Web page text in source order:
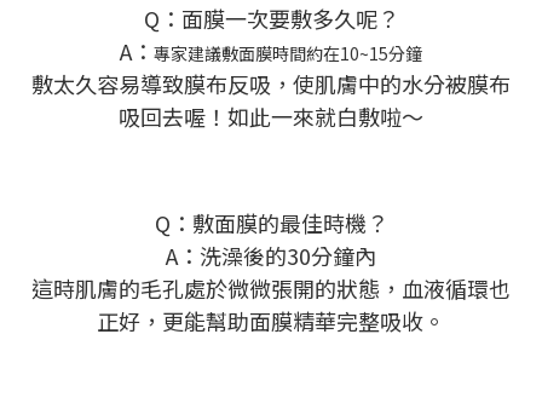
Q：面膜一次要敷多久呢？
A： 專家建議敷面膜時間約在10~15分鐘
敷太久容易導致膜布反吸，使肌膚中的水分被膜布
吸回去喔！如此一來就白敷啦～
Q：敷面膜的最佳時機？
A：洗澡後的30分鐘內
這時肌膚的毛孔處於微微張開的狀態，血液循環也
正好，更能幫助面膜精華完整吸收。